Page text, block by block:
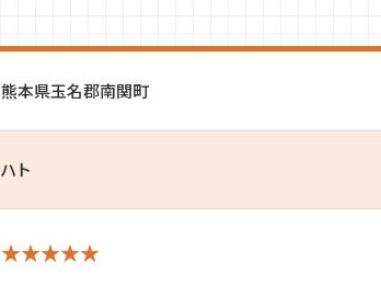
熊本県玉名郡南関町
ハト